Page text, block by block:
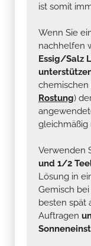
ist somit
Wenn Sie
nachhelfen
Essig/Salz
chemischen
Rostung)
gleichmäßig
Verwenden
und 1/2
Lösung in
Gemisch
besten spät
Auftragen